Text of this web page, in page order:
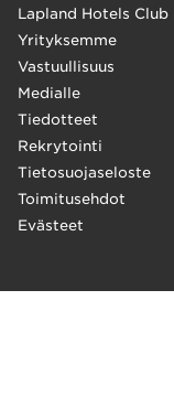
Lapland Hotels Club
Yrityksemme
Vastuullisuus
Medialle
Tiedotteet
Rekrytointi
Tietosuojaseloste
Toimitusehdot
Evästeet